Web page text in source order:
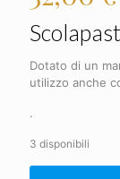
Dotato di un
utilizzo anche
.
3 disponibili